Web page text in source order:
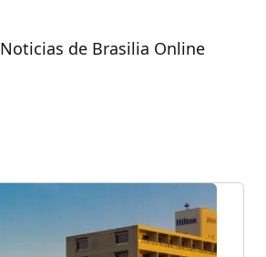
Noticias de Brasilia Online